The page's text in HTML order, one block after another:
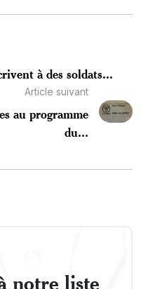
à des soldats...
Article suivant
au programme
du...
notre liste